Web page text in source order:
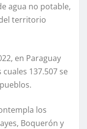
agua no potable,
territorio
en Paraguay
137.507 se
los
Boquerón y